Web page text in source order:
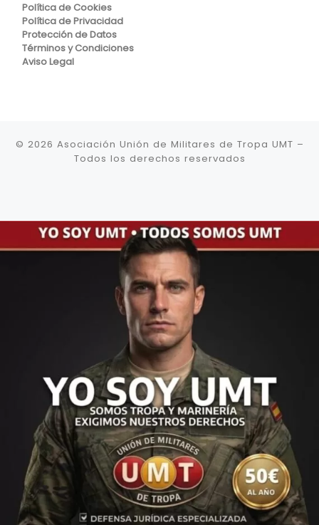
Política de Cookies
Política de Privacidad
Protección de Datos
Términos y Condiciones
Aviso Legal
© 2026 Asociación Unión de Militares de Tropa UMT –
Todos los derechos reservados